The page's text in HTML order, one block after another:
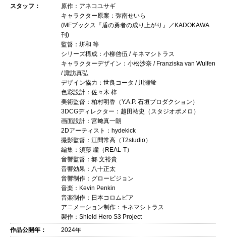
スタッフ：
原作：アネコユサギ
キャラクター原案：弥南せいら
(MFブックス『盾の勇者の成り上がり』／KADOKAWA
刊)
監督：垪和 等
シリーズ構成：小柳啓伍 / キネマシトラス
キャラクターデザイン：小松沙奈 / Franziska van Wulfen
/ 諏訪真弘
デザイン協力：世良コータ / 川瀬蛍
色彩設計：佐々木 梓
美術監督：柏村明香（Y.A.P. 石垣プロダクション）
3DCGディレクター：越田祐史（スタジオポメロ）
画面設計：宮﨑真一朗
2Dアーティスト：hydekick
撮影監督：江間常高（T2studio）
編集：須藤 瞳（REAL-T）
音響監督：郷 文裕貴
音響効果：八十正太
音響制作：グロービジョン
音楽：Kevin Penkin
音楽制作：日本コロムビア
アニメーション制作：キネマシトラス
製作：Shield Hero S3 Project
作品公開年：
2024年